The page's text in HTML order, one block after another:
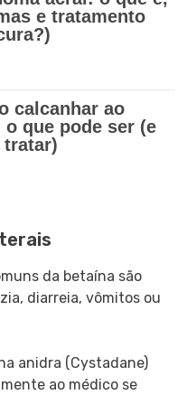
da betaína são
diarreia, vômitos ou
anidra (Cystadane)
ao médico se